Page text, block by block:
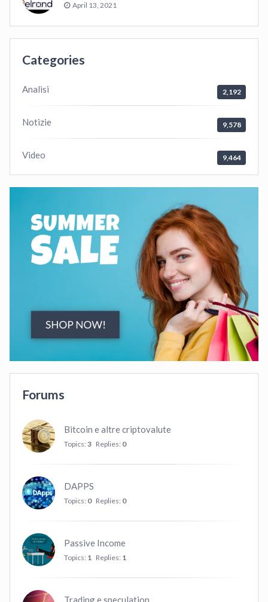
April 13, 2021
Categories
Analisi 2,192
Notizie 9,578
Video 9,464
Forums
Bitcoin e altre criptovalute
Topics: 3 Replies: 0
DAPPS
Topics: 0 Replies: 0
Passive Income
Topics: 1 Replies: 1
Trading e speculation